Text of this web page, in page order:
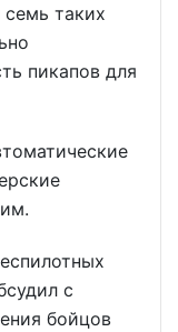
семь таких
пикапов для
с
бойцов